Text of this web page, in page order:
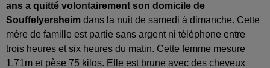
ans a quitté volontairement son domicile de
Souffelyersheim dans la nuit de samedi à dimanche. Cette
mère de famille est partie sans argent ni téléphone entre
trois heures et six heures du matin. Cette femme mesure
1,71m et pèse 75 kilos. Elle est brune avec des cheveux